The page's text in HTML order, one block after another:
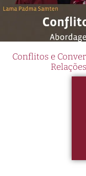
Conflitos e